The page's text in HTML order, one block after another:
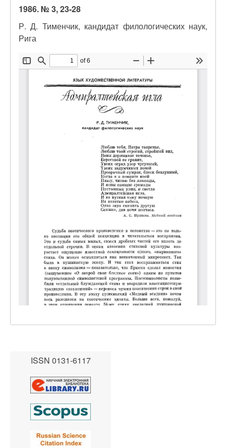
1986. № 3, 23-28
Р. Д. Тименчик, кандидат филологических наук,
Рига
ISSN 0131-6117